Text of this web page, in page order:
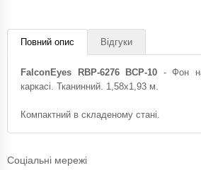
Повний опис Відгуки
FalconEyes RBP-6276 BCP-10 - Фон
каркасі. Тканинний. 1,58x1,93 м.
Компактний в складеному стані.
Соціальні мережі